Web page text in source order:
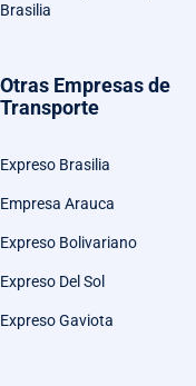
Brasilia
Otras Empresas de
Transporte
Expreso Brasilia
Empresa Arauca
Expreso Bolivariano
Expreso Del Sol
Expreso Gaviota